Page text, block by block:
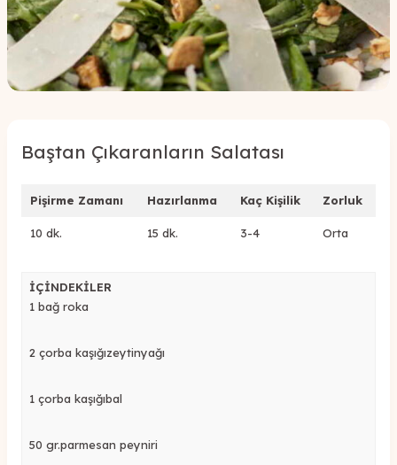
Baştan Çıkaranların Salatası
Pişirme Zamanı Hazırlanma Kaç Kişilik Zorluk
10 dk. 15 dk. 3-4 Orta
İÇİNDEKİLER
1 bağ roka
2 çorba kaşığızeytinyağı
1 çorba kaşığıbal
50 gr.parmesan peyniri